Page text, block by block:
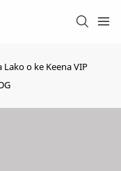
Lako o ke Keena VIP